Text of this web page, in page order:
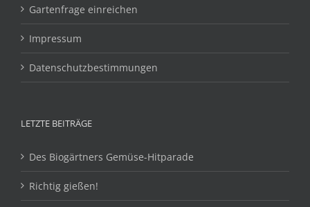
Gartenfrage einreichen
Impressum
Datenschutzbestimmungen
LETZTE BEITRÄGE
Des Biogärtners Gemüse-Hitparade
Richtig gießen!